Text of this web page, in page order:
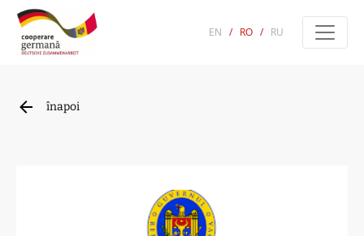
EN / RO / RU
înapoi